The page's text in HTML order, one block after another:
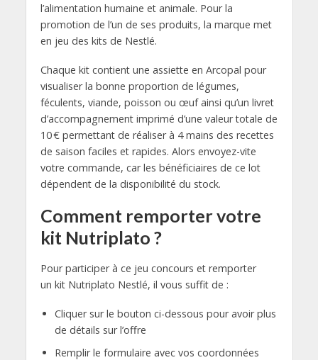
l’alimentation humaine et animale. Pour la
promotion de l’un de ses produits, la marque met
en jeu des kits de Nestlé.
Chaque kit contient une assiette en Arcopal pour
visualiser la bonne proportion de légumes,
féculents, viande, poisson ou œuf ainsi qu’un livret
d’accompagnement imprimé d’une valeur totale de
10 € permettant de réaliser à 4 mains des recettes
de saison faciles et rapides. Alors envoyez-vite
votre commande, car les bénéficiaires de ce lot
dépendent de la disponibilité du stock.
Comment remporter votre
kit Nutriplato ?
Pour participer à ce jeu concours et remporter
un kit Nutriplato Nestlé, il vous suffit de :
Cliquer sur le bouton ci-dessous pour avoir plus
de détails sur l’offre
Remplir le formulaire avec vos coordonnées